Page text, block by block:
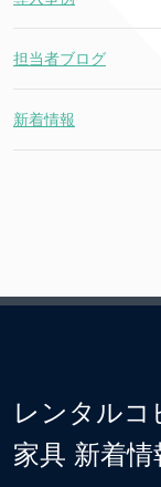
担当者ブログ
新着情報
レンタルコ
家具 新着